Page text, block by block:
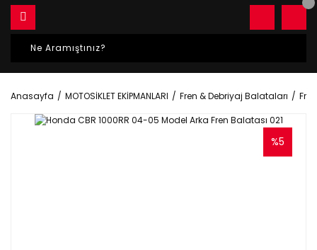
Anasayfa MOTOSİKLET EKİPMANLARI Fren & Debriyaj Balataları
%5